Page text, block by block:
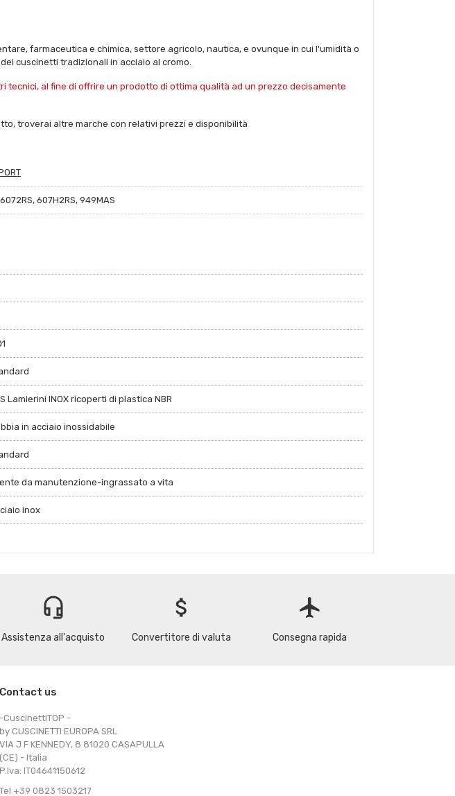
farmaceutica e chimica, settore agricolo, nautica, e ovunque in cui l'umidità o
cuscinetti tradizionali in acciaio al cromo.
al fine di offrire un prodotto di ottima qualità ad un prezzo decisamente
troverai altre marche con relativi prezzi e disponibilità
607H2RS, 949MAS
Lamierini INOX ricoperti di plastica NBR
in acciaio inossidabile
da manutenzione-ingrassato a vita
inox
headset_mic
Assistenza all'acquisto
attach_money
Convertitore di valuta
flight
Consegna rapida
Contact us
-CuscinettiTOP -
by CUSCINETTI EUROPA SRL
VIA J F KENNEDY, 8 81020 CASAPULLA
(CE) - Italia
P.Iva: IT04641150612
Tel +39 0823 1503217